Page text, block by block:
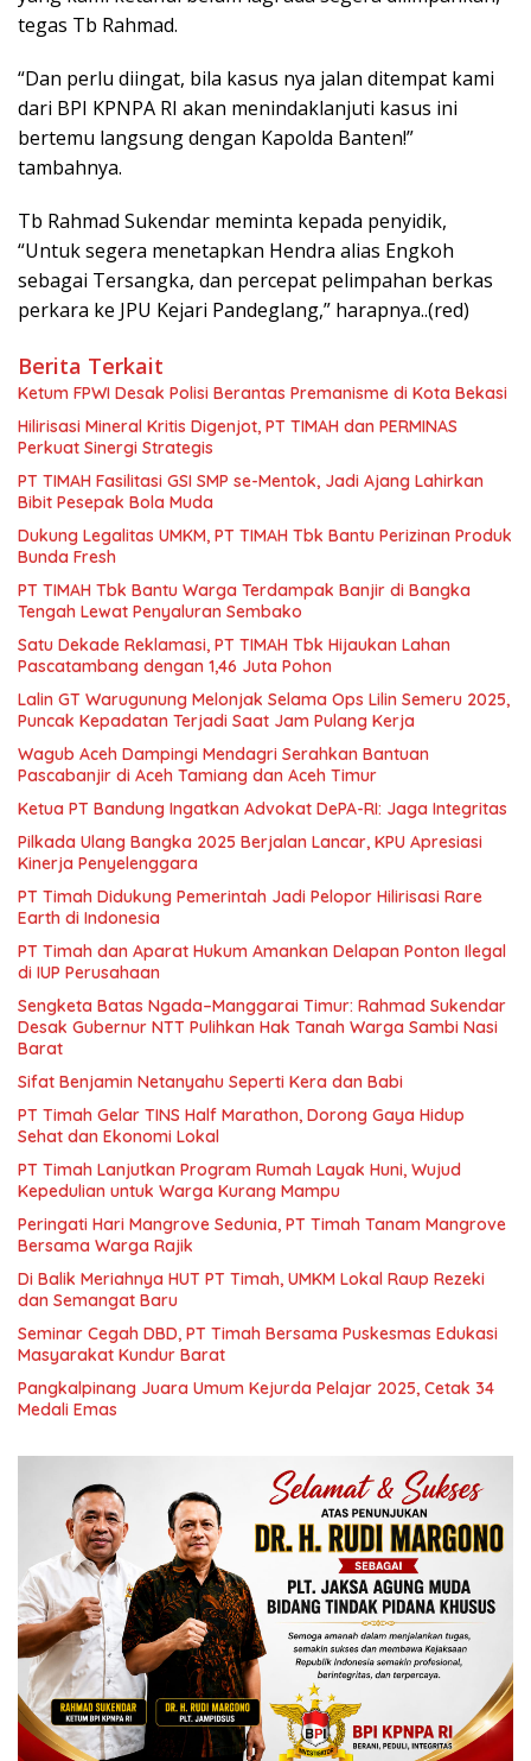
tegas Tb Rahmad.
“Dan perlu diingat, bila kasus nya jalan ditempat kami
dari BPI KPNPA RI akan menindaklanjuti kasus ini
bertemu langsung dengan Kapolda Banten!”
tambahnya.
Tb Rahmad Sukendar meminta kepada penyidik,
“Untuk segera menetapkan Hendra alias Engkoh
sebagai Tersangka, dan percepat pelimpahan berkas
perkara ke JPU Kejari Pandeglang,” harapnya..(red)
Berita Terkait
Ketum FPWI Desak Polisi Berantas Premanisme di Kota Bekasi
Hilirisasi Mineral Kritis Digenjot, PT TIMAH dan PERMINAS
Perkuat Sinergi Strategis
PT TIMAH Fasilitasi GSI SMP se-Mentok, Jadi Ajang Lahirkan
Bibit Pesepak Bola Muda
Dukung Legalitas UMKM, PT TIMAH Tbk Bantu Perizinan Produk
Bunda Fresh
PT TIMAH Tbk Bantu Warga Terdampak Banjir di Bangka
Tengah Lewat Penyaluran Sembako
Satu Dekade Reklamasi, PT TIMAH Tbk Hijaukan Lahan
Pascatambang dengan 1,46 Juta Pohon
Lalin GT Warugunung Melonjak Selama Ops Lilin Semeru 2025,
Puncak Kepadatan Terjadi Saat Jam Pulang Kerja
Wagub Aceh Dampingi Mendagri Serahkan Bantuan
Pascabanjir di Aceh Tamiang dan Aceh Timur
Ketua PT Bandung Ingatkan Advokat DePA-RI: Jaga Integritas
Pilkada Ulang Bangka 2025 Berjalan Lancar, KPU Apresiasi
Kinerja Penyelenggara
PT Timah Didukung Pemerintah Jadi Pelopor Hilirisasi Rare
Earth di Indonesia
PT Timah dan Aparat Hukum Amankan Delapan Ponton Ilegal
di IUP Perusahaan
Sengketa Batas Ngada–Manggarai Timur: Rahmad Sukendar
Desak Gubernur NTT Pulihkan Hak Tanah Warga Sambi Nasi
Barat
Sifat Benjamin Netanyahu Seperti Kera dan Babi
PT Timah Gelar TINS Half Marathon, Dorong Gaya Hidup
Sehat dan Ekonomi Lokal
PT Timah Lanjutkan Program Rumah Layak Huni, Wujud
Kepedulian untuk Warga Kurang Mampu
Peringati Hari Mangrove Sedunia, PT Timah Tanam Mangrove
Bersama Warga Rajik
Di Balik Meriahnya HUT PT Timah, UMKM Lokal Raup Rezeki
dan Semangat Baru
Seminar Cegah DBD, PT Timah Bersama Puskesmas Edukasi
Masyarakat Kundur Barat
Pangkalpinang Juara Umum Kejurda Pelajar 2025, Cetak 34
Medali Emas